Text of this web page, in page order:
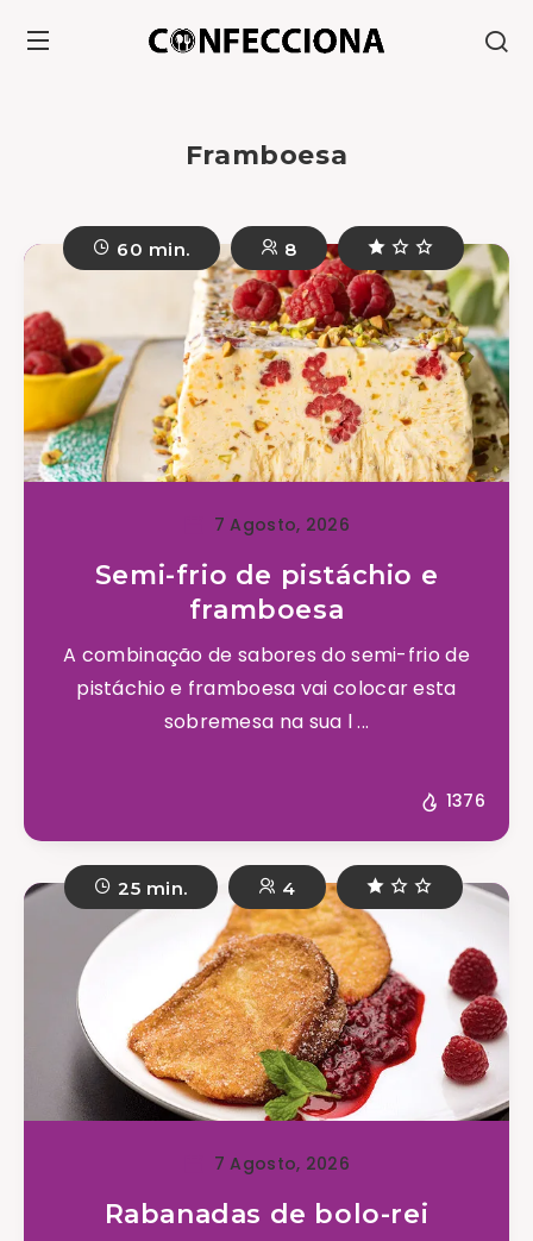
Framboesa
60 min. 8
7 Agosto, 2026
Semi-frio de pistáchio e
framboesa
A combinação de sabores do semi-frio de
pistáchio e framboesa vai colocar esta
sobremesa na sua l ...
1376
25 min. 4
7 Agosto, 2026
Rabanadas de bolo-rei